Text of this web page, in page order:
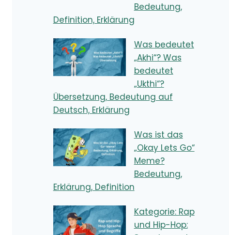
Bedeutung,
Definition, Erklärung
Was bedeutet
„Akhi“? Was
bedeutet
„Ukthi“?
Übersetzung, Bedeutung auf
Deutsch, Erklärung
Was ist das
„Okay Lets Go“
Meme?
Bedeutung,
Erklärung, Definition
Kategorie: Rap
und Hip-Hop: